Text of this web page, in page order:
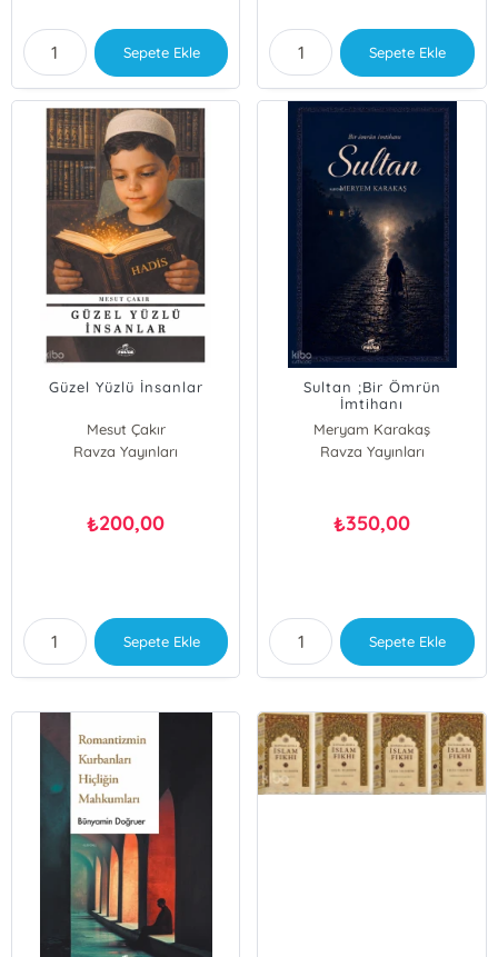
Sepete Ekle Sepete Ekle
Güzel Yüzlü İnsanlar
Mesut Çakır
Ravza Yayınları
₺200,00
Sepete Ekle
Sultan ;Bir Ömrün
İmtihanı
Meryam Karakaş
Ravza Yayınları
₺350,00
Sepete Ekle